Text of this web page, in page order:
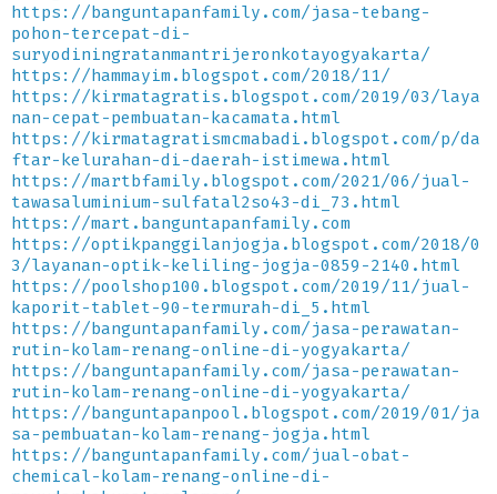
https://banguntapanfamily.com/jasa-tebang-
pohon-tercepat-di-
suryodiningratanmantrijeronkotayogyakarta/
https://hammayim.blogspot.com/2018/11/
https://kirmatagratis.blogspot.com/2019/03/laya
nan-cepat-pembuatan-kacamata.html
https://kirmatagratismcmabadi.blogspot.com/p/da
ftar-kelurahan-di-daerah-istimewa.html
https://martbfamily.blogspot.com/2021/06/jual-
tawasaluminium-sulfatal2so43-di_73.html
https://mart.banguntapanfamily.com
https://optikpanggilanjogja.blogspot.com/2018/0
3/layanan-optik-keliling-jogja-0859-2140.html
https://poolshop100.blogspot.com/2019/11/jual-
kaporit-tablet-90-termurah-di_5.html
https://banguntapanfamily.com/jasa-perawatan-
rutin-kolam-renang-online-di-yogyakarta/
https://banguntapanfamily.com/jasa-perawatan-
rutin-kolam-renang-online-di-yogyakarta/
https://banguntapanpool.blogspot.com/2019/01/ja
sa-pembuatan-kolam-renang-jogja.html
https://banguntapanfamily.com/jual-obat-
chemical-kolam-renang-online-di-